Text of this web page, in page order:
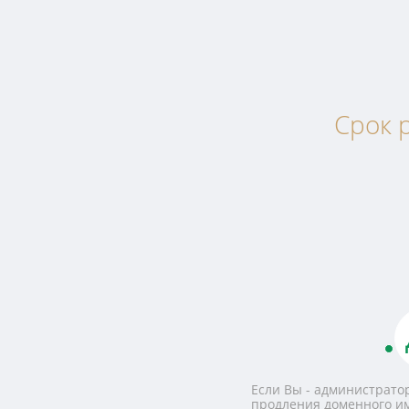
Срок
Если Вы -
продления доменного